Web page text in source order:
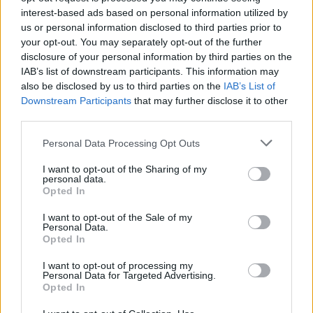
interest-based ads based on personal information utilized by
us or personal information disclosed to third parties prior to
your opt-out. You may separately opt-out of the further
disclosure of your personal information by third parties on the
IAB’s list of downstream participants. This information may
also be disclosed by us to third parties on the IAB’s List of
Downstream Participants that may further disclose it to other
Personal Data Processing Opt Outs
I want to opt-out of the Sharing of my
personal data.
Opted In
I want to opt-out of the Sale of my
Personal Data.
Opted In
I want to opt-out of processing my
Personal Data for Targeted Advertising.
Opted In
“Qualunque sia il motivo, per noi ogni prenotazione in più è una
buona notizia- afferma l’assessore alle Politiche per la salute,
Raffaele Donini-. Sicuramente ha influito la notizia del Green
pass e delle limitazioni che saranno imposte a chi non lo ha a
disposizione, ma io voglio credere ci sia stata anche una
risposta di responsabilità da parte di tanti emiliano-romagnoli-
purtroppo aumentare i contagi. E non bisogna sottovalutare le
campagne di sensibilizzazione delle aziende sanitarie”.
“Il nostro sistema vaccinale è rodato ed è assolutamente in
grado di gestire questa quantità di richieste nei tempi opportuni, –
conclude Donini- dopo aver superato i 2 milioni di immunizzati
raggiungimento della protezione di comunità che si raggiunge
con la soglia del 70% di vaccinati”.